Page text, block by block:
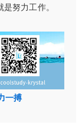
努力工作。
一搏